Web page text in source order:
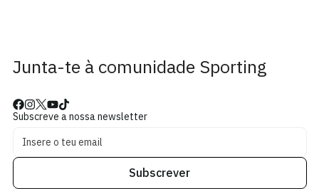
Junta-te à comunidade Sporting
Subscreve a nossa newsletter
Subscrever